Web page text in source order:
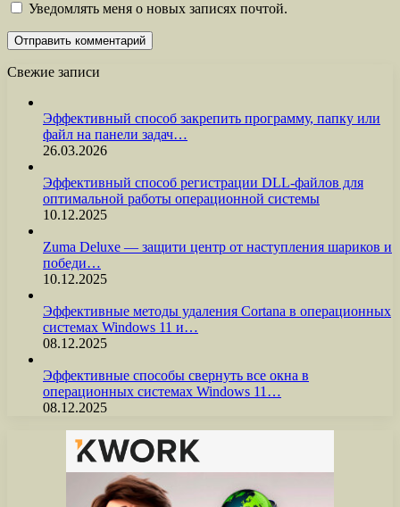
Уведомлять меня о новых записях почтой.
Свежие записи
Эффективный способ закрепить программу, папку или
файл на панели задач…
26.03.2026
Эффективный способ регистрации DLL-файлов для
оптимальной работы операционной системы
10.12.2025
Zuma Deluxe — защити центр от наступления шариков и
победи…
10.12.2025
Эффективные методы удаления Cortana в операционных
системах Windows 11 и…
08.12.2025
Эффективные способы свернуть все окна в
операционных системах Windows 11…
08.12.2025